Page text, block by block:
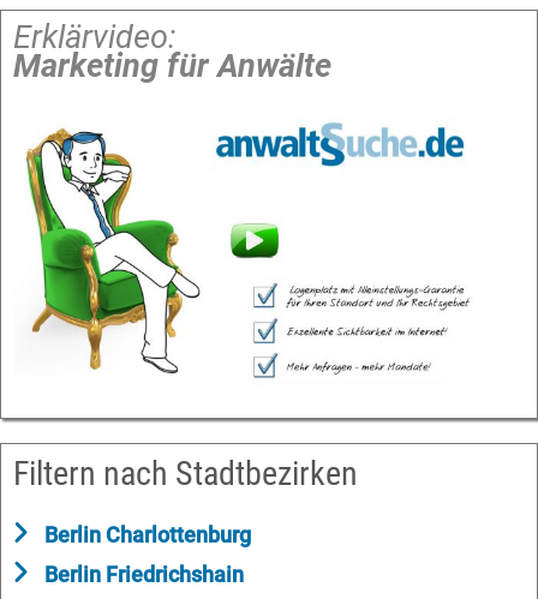
Erklärvideo:
Marketing für Anwälte
Filtern nach Stadtbezirken
Berlin Charlottenburg
Berlin Friedrichshain